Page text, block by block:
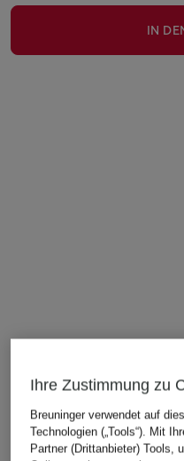
IN
Ihre Zustimmung zu
Breuninger verwendet auf
Technologien („Tools“). Mit
Partner (Drittanbieter) Tools,